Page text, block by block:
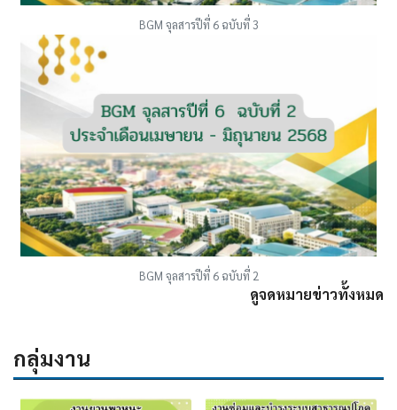
BGM จุลสารปีที่ 6 ฉบับที่ 3
BGM จุลสารปีที่ 6 ฉบับที่ 2
ดูจดหมายข่าวทั้งหมด
กลุ่มงาน